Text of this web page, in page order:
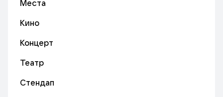
Места
Кино
Концерт
Театр
Стендап